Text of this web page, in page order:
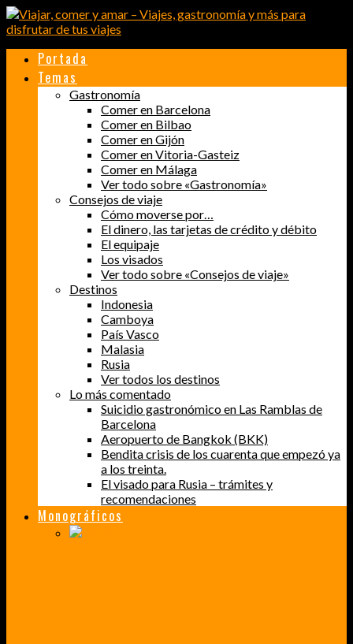
Portada
Temas
Gastronomía
Comer en Barcelona
Comer en Bilbao
Comer en Gijón
Comer en Vitoria-Gasteiz
Comer en Málaga
Ver todo sobre «Gastronomía»
Consejos de viaje
Cómo moverse por…
El dinero, las tarjetas de crédito y débito
El equipaje
Los visados
Ver todo sobre «Consejos de viaje»
Destinos
Indonesia
Camboya
País Vasco
Malasia
Rusia
Ver todos los destinos
Lo más comentado
Suicidio gastronómico en Las Ramblas de
Barcelona
Aeropuerto de Bangkok (BKK)
Bendita crisis de los cuarenta que empezó ya
a los treinta.
El visado para Rusia – trámites y
recomendaciones
Monográficos